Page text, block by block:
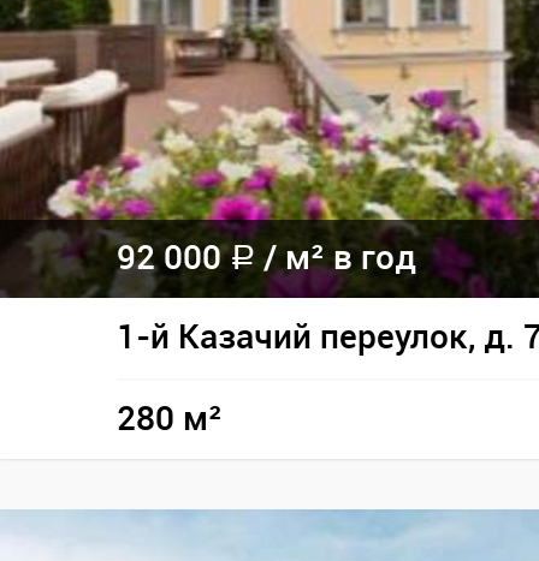
92 000a /м² в год
1-й Казачий переулок, д.
280 м²